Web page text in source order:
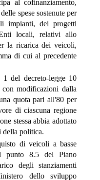
al cofinanziamento,
spese sostenute per
impianti, dei progetti
locali, relativi allo
la ricarica dei veicoli,
di cui al precedente
del decreto-legge 10
modificazioni dalla
quota pari all'80 per
di ciascuna regione
stessa abbia adottato
della politica.
di veicoli a basse
punto 8.5 del Piano
degli stanziamenti
dello sviluppo